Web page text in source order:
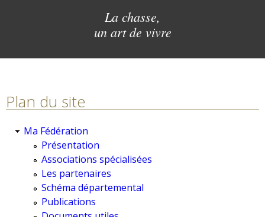
La chasse,
un art de vivre
Plan du site
Ma Fédération
Présentation
Associations spécialisées
Les partenaires
Schéma départemental
Publications